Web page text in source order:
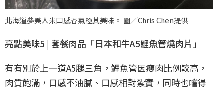
北海道夢美人米口感香氣極其美味。 圖／Chris Chen提供
亮點美味5 | 套餐肉品「日本和牛A5鯉魚管燒肉片」
有有別於上一道A5腿三角，鯉魚管因瘦肉比例較高，
肉質飽滿，口感不油膩、口感相對紮實，同時也嚐得